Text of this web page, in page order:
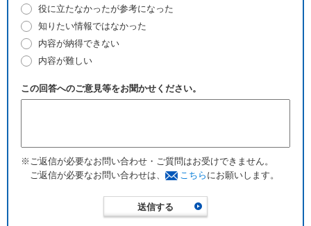
役に立たなかったが参考になった
知りたい情報ではなかった
内容が納得できない
内容が難しい
この回答へのご意見等をお聞かせください。
※ご返信が必要なお問い合わせ・ご質問はお受けできません。
ご返信が必要なお問い合わせは、
こちら にお願いします。